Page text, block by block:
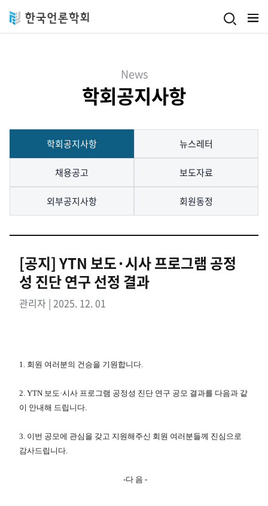
News
학회공지사항
학회공지사항 뉴스레터
채용공고 보도자료
외부공지사항 회원동정
[공지] YTN 보도·시사 프로그램 공정
성 진단 연구 선정 결과
관리자 | 2025. 12. 01
1. 회원 여러분의 건승을 기원합니다.
2. YTN 보도·시사 프로그램 공정성 진단 연구 공모 결과를 다음과 같
이 안내해 드립니다.
3. 이번 공모에 관심을 갖고 지원해주신 회원 여러분들께 진심으로
감사드립니다.
-다 음 -